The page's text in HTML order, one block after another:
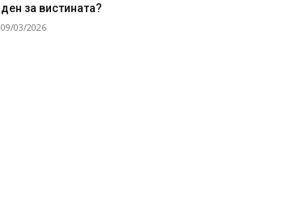
ден за вистината?
09/03/2026